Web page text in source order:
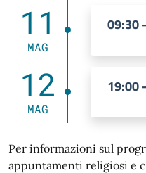
11
MAG
09:30
12
MAG
19:00
Per informazioni sul
appuntamenti religiosi e